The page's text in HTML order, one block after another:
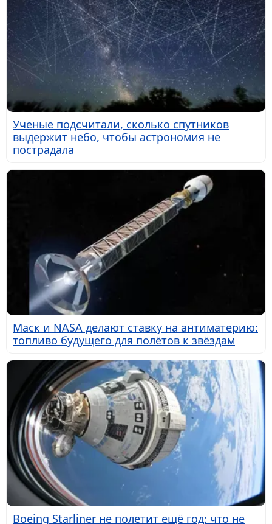
Ученые подсчитали, сколько спутников
выдержит небо, чтобы астрономия не
пострадала
Маск и NASA делают ставку на антиматерию:
топливо будущего для полётов к звёздам
Boeing Starliner не полетит ещё год: что не